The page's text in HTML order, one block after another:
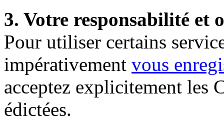
3. Votre responsabilité et
Pour utiliser certains
impérativement vous
acceptez explicitement
édictées.